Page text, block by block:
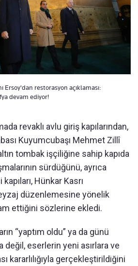
Ersoy'dan restorasyon açıklaması:
devam ediyor!
revaklı avlu giriş kapılarından,
Kuyumcubaşı Mehmet Zillî
tombak işçiliğine sahip kapıda
sürdüğünü, ayrıca
Hünkar Kasrı
düzenlemesine yönelik
ettiğini sözlerine ekledi.
“yaptım oldu” ya da günü
değil, eserlerin yeni asırlara ve
kararlılığıyla gerçekleştirildiğini